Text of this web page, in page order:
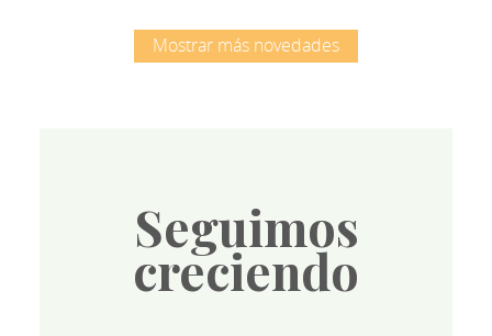
Mostrar más novedades
Seguimos
creciendo